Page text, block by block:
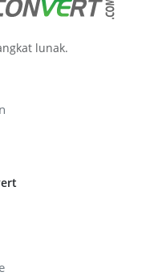
lunak.